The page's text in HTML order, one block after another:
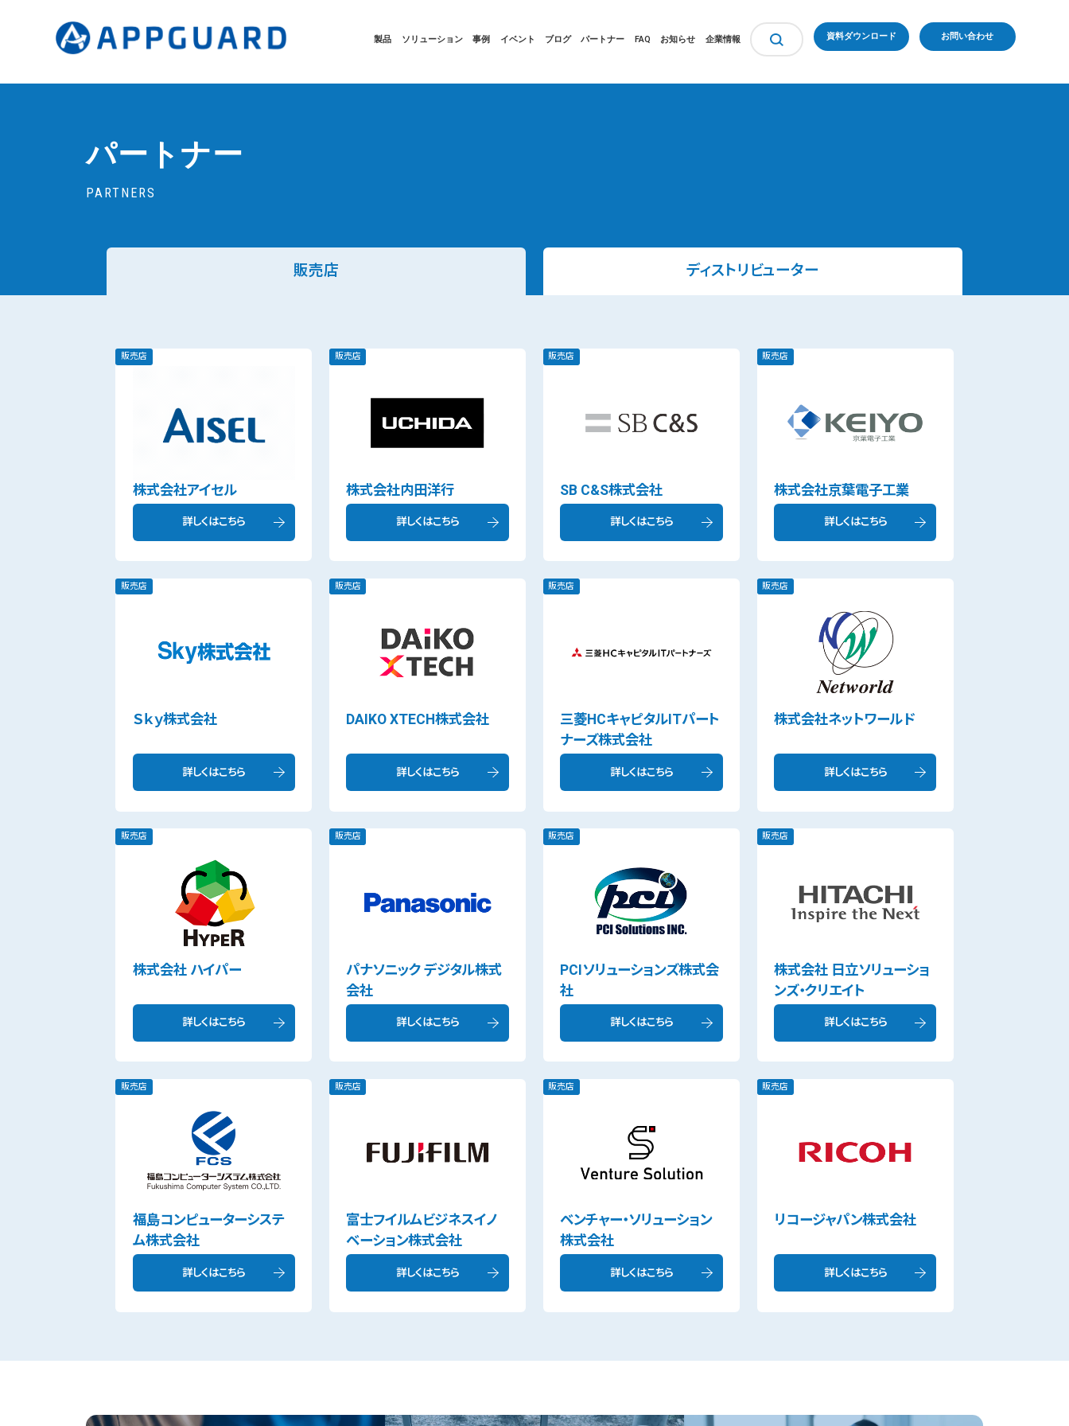
製品 ソリューション 事例 イベント ブログ パートナー FAQ お知らせ 企業情報 資料ダウンロード お問い合わせ
パートナー
PARTNERS
販売店 ディストリビューター
販売店
株式会社アイセル
詳しくはこちら
販売店
株式会社内田洋行
詳しくはこちら
販売店
SB C&S株式会社
詳しくはこちら
販売店
株式会社京葉電子工業
詳しくはこちら
販売店
Ｓｋｙ株式会社
詳しくはこちら
販売店
DAIKO XTECH株式会社
詳しくはこちら
販売店
三菱HCキャピタルITパート
ナーズ株式会社
詳しくはこちら
販売店
株式会社ネットワールド
詳しくはこちら
販売店
株式会社 ハイパー
詳しくはこちら
販売店
パナソニック デジタル株式
会社
詳しくはこちら
販売店
PCIソリューションズ株式会
社
詳しくはこちら
販売店
株式会社 日立ソリューショ
ンズ・クリエイト
詳しくはこちら
販売店
福島コンピューターシステ
ム株式会社
詳しくはこちら
販売店
富士フイルムビジネスイノ
ベーション株式会社
詳しくはこちら
販売店
ベンチャー・ソリューション
株式会社
詳しくはこちら
販売店
リコージャパン株式会社
詳しくはこちら